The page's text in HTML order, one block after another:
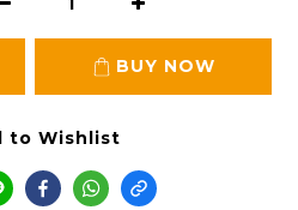
BUY NOW
to Wishlist